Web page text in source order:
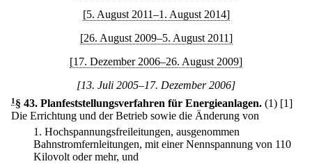
[5. August 2011–1. August 2014]
[26. August 2009–5. August 2011]
[17. Dezember 2006–26. August 2009]
[13. Juli 2005–17. Dezember 2006]
1 § 43. Planfeststellungsverfahren für Energieanlagen. (1) [1]
Die Errichtung und der Betrieb sowie die Änderung von
1. Hochspannungsfreileitungen, ausgenommen
Bahnstromfernleitungen, mit einer Nennspannung von 110
Kilovolt oder mehr, und